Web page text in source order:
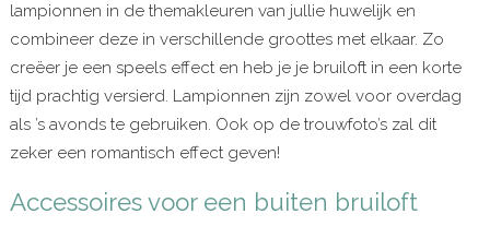
lampionnen in de themakleuren van jullie huwelijk en
combineer deze in verschillende groottes met elkaar. Zo
creëer je een speels effect en heb je je bruiloft in een korte
tijd prachtig versierd. Lampionnen zijn zowel voor overdag
als ’s avonds te gebruiken. Ook op de trouwfoto’s zal dit
zeker een romantisch effect geven!
Accessoires voor een buiten bruiloft